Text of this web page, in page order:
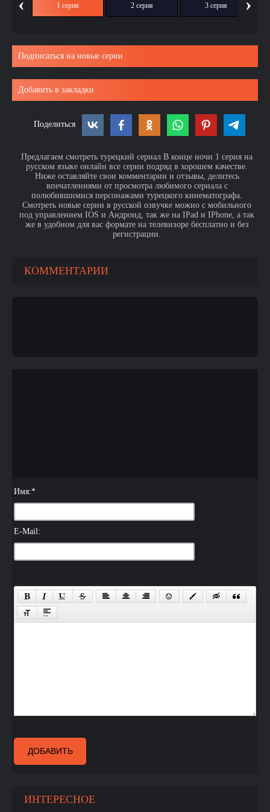
1 серия 2 серия 3 серия
Подписаться на новые серии
Добавить в закладки
Поделиться
Предлагаем смотреть турецкий сериал В конце ночи 1 серия на
русском языке онлайн все серии подряд в хорошем качестве.
Ниже оставляйте свои комментарии и отзывы, делитесь
впечатлениями от просмотра любимого сериала с
полюбившимися персонажами турецкого кинематографа.
Смотреть новые серии в русской озвучке можно с мобильного
под управлением IOS и Андроид, так же на IPad и IPhone, а так
же в удобном для вас формате на телевизоре бесплатно и без
регистрации.
КОММЕНТАРИИ
Имя:*
E-Mail:
ДОБАВИТЬ
ИНТЕРЕСНОЕ